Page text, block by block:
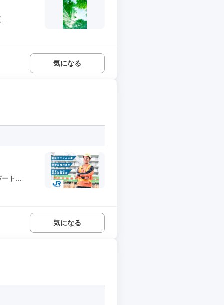
気になる
ト...
気になる